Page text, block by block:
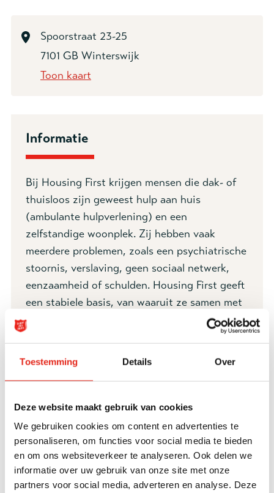
Toestemming Details Over
Deze website maakt gebruik van cookies
We gebruiken cookies om content en advertenties te
personaliseren, om functies voor social media te bieden
en om ons websiteverkeer te analyseren. Ook delen we
informatie over uw gebruik van onze site met onze
partners voor social media, adverteren en analyse. Deze
Spoorstraat 23-25
7101 GB Winterswijk
Toon kaart
Informatie
Bij Housing First krijgen mensen die dak- of
thuisloos zijn geweest hulp aan huis
(ambulante hulpverlening) en een
zelfstandige woonplek. Zij hebben vaak
meerdere problemen, zoals een psychiatrische
stoornis, verslaving, geen sociaal netwerk,
eenzaamheid of schulden. Housing First geeft
een stabiele basis, van waaruit ze samen met
ons aan hun problemen kunnen werken.
Specificaties
Housing First
Een eigen woning met intensieve begeleiding voor
langdurig daklozen.
Housing First is voor volwassenen vanaf 18 jaar die